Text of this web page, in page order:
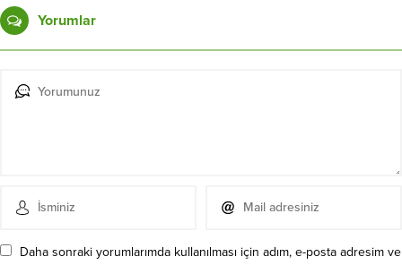
Yorumlar
Daha sonraki yorumlarımda kullanılması için adım, e-posta adresim ve